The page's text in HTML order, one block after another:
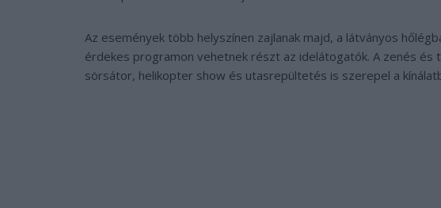
Az események több helyszínen zajlanak majd, a látványos
érdekes programon vehetnek részt az idelátogatók. A zenés és
sörsátor, helikopter show és utasrepültetés is szerepel a